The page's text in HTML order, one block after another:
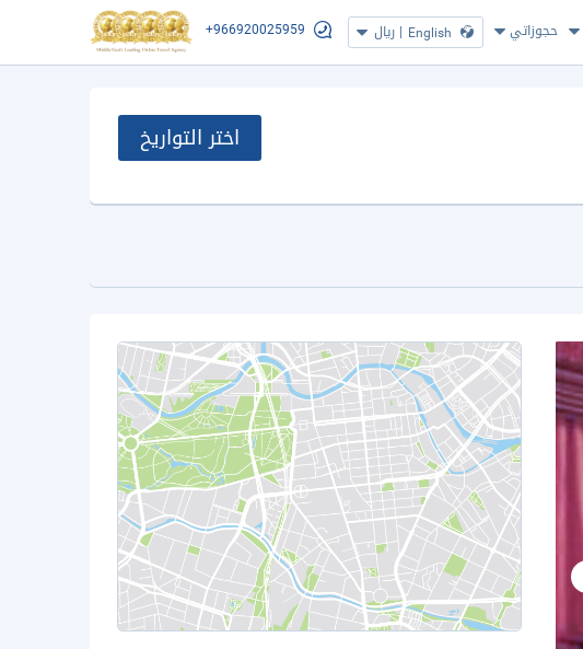
حجوزاتي English
| ريال +966920025959
اختر التواريخ